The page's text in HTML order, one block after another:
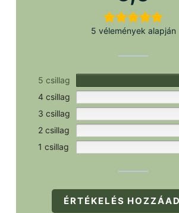
5 vélemények alapján
5 csillag
4 csillag
3 csillag
2 csillag
1 csillag
ÉRTÉKELÉS